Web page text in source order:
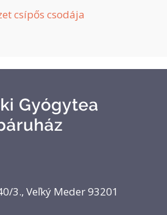
csípős csodája
3., Veľký Meder 93201